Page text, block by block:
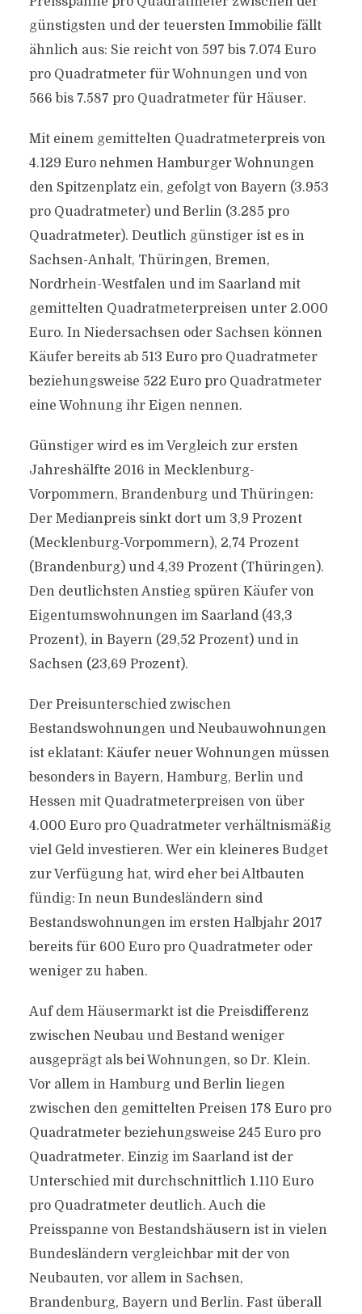
günstigsten und der teuersten Immobilie fällt
ähnlich aus: Sie reicht von 597 bis 7.074 Euro
pro Quadratmeter für Wohnungen und von
566 bis 7.587 pro Quadratmeter für Häuser.
Mit einem gemittelten Quadratmeterpreis von
4.129 Euro nehmen Hamburger Wohnungen
den Spitzenplatz ein, gefolgt von Bayern (3.953
pro Quadratmeter) und Berlin (3.285 pro
Quadratmeter). Deutlich günstiger ist es in
Sachsen-Anhalt, Thüringen, Bremen,
Nordrhein-Westfalen und im Saarland mit
gemittelten Quadratmeterpreisen unter 2.000
Euro. In Niedersachsen oder Sachsen können
Käufer bereits ab 513 Euro pro Quadratmeter
beziehungsweise 522 Euro pro Quadratmeter
eine Wohnung ihr Eigen nennen.
Günstiger wird es im Vergleich zur ersten
Jahreshälfte 2016 in Mecklenburg-
Vorpommern, Brandenburg und Thüringen:
Der Medianpreis sinkt dort um 3,9 Prozent
(Mecklenburg-Vorpommern), 2,74 Prozent
(Brandenburg) und 4,39 Prozent (Thüringen).
Den deutlichsten Anstieg spüren Käufer von
Eigentumswohnungen im Saarland (43,3
Prozent), in Bayern (29,52 Prozent) und in
Sachsen (23,69 Prozent).
Der Preisunterschied zwischen
Bestandswohnungen und Neubauwohnungen
ist eklatant: Käufer neuer Wohnungen müssen
besonders in Bayern, Hamburg, Berlin und
Hessen mit Quadratmeterpreisen von über
4.000 Euro pro Quadratmeter verhältnismäßig
viel Geld investieren. Wer ein kleineres Budget
zur Verfügung hat, wird eher bei Altbauten
fündig: In neun Bundesländern sind
Bestandswohnungen im ersten Halbjahr 2017
bereits für 600 Euro pro Quadratmeter oder
weniger zu haben.
Auf dem Häusermarkt ist die Preisdifferenz
zwischen Neubau und Bestand weniger
ausgeprägt als bei Wohnungen, so Dr. Klein.
Vor allem in Hamburg und Berlin liegen
zwischen den gemittelten Preisen 178 Euro pro
Quadratmeter beziehungsweise 245 Euro pro
Quadratmeter. Einzig im Saarland ist der
Unterschied mit durchschnittlich 1.110 Euro
pro Quadratmeter deutlich. Auch die
Preisspanne von Bestandshäusern ist in vielen
Bundesländern vergleichbar mit der von
Neubauten, vor allem in Sachsen,
Brandenburg, Bayern und Berlin. Fast überall